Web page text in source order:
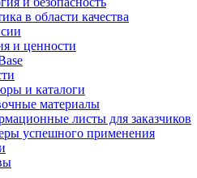
в области качества
и ценности
и каталоги
материалы
листы для заказчиков
успешного применения